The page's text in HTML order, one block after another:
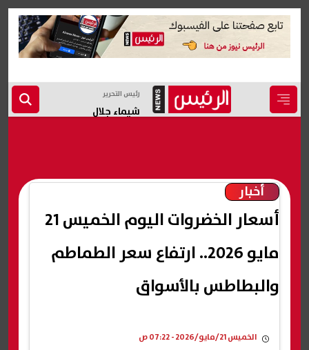
رئيس التحرير
شيماء جلال
أخبار
أسعار الخضروات اليوم الخميس 21
مايو 2026.. ارتفاع سعر الطماطم
والبطاطس بالأسواق
الخميس 21/مايو/2026 - 07:22 ص